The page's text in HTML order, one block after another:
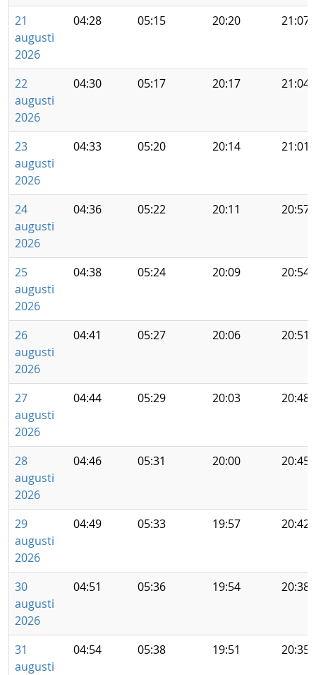
21
augusti
2026
04:28 05:15 20:20 21:07
22
augusti
2026
04:30 05:17 20:17 21:04
23
augusti
2026
04:33 05:20 20:14 21:01
24
augusti
2026
04:36 05:22 20:11 20:57
25
augusti
2026
04:38 05:24 20:09 20:54
26
augusti
2026
04:41 05:27 20:06 20:51
27
augusti
2026
04:44 05:29 20:03 20:48
28
augusti
2026
04:46 05:31 20:00 20:45
29
augusti
2026
04:49 05:33 19:57 20:42
30
augusti
2026
04:51 05:36 19:54 20:38
31
augusti
04:54 05:38 19:51 20:35